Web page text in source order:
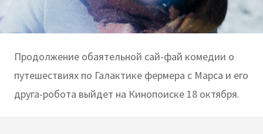
Продолжение обаятельной сай-фай комедии о
путешествиях по Галактике фермера с Марса и его
друга-робота выйдет на Кинопоиске 18 октября.